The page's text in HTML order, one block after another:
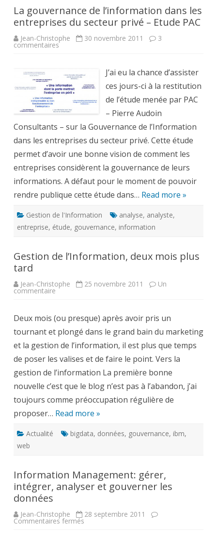
La gouvernance de l’information dans les
entreprises du secteur privé – Etude PAC
Jean-Christophe 30 novembre 2011 3
commentairessur
dans
les
entreprises
secteur
privé
Etude
PAC
J’ai eu la chance d’assister
ces jours-ci à la restitution
de l’étude menée par PAC
– Pierre Audoin
Consultants – sur la Gouvernance de l’Information
dans les entreprises du secteur privé. Cette étude
permet d’avoir une bonne vision de comment les
entreprises considèrent la gouvernance de leurs
informations. A défaut pour le moment de pouvoir
rendre publique cette étude dans… Read more »
Gestion de l'Information analyse, analyste,
entreprise, étude, gouvernance, information
Gestion de l’Information, deux mois plus
tard
Jean-Christophe 25 novembre 2011 Un
commentaire sur
deux
mois
plus
tard
Deux mois (ou presque) après avoir pris un
tournant et plongé dans le grand bain du marketing
et la gestion de l’information, il est plus que temps
de poser les valises et de faire le point. Vers la
gestion de l’information La première bonne
nouvelle c’est que le blog n’est pas à l’abandon, j’ai
toujours comme préoccupation régulière de
proposer… Read more »
Actualité bigdata, données, gouvernance, ibm,
web
Information Management: gérer,
intégrer, analyser et gouverner les
données
Jean-Christophe 28 septembre 2011
Commentaires fermés